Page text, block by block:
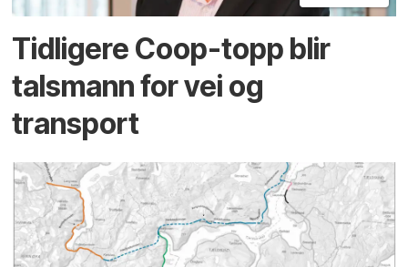
Tidligere Coop-topp blir
talsmann for vei og
transport